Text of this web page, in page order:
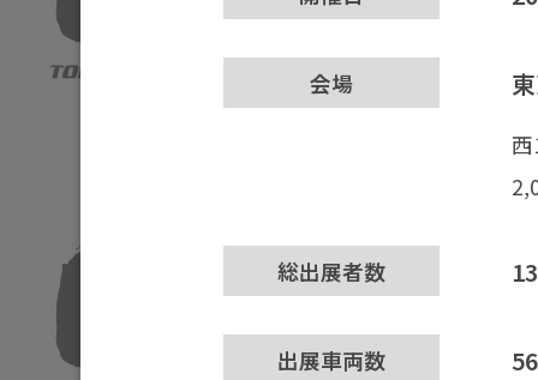
会場
西
総出展者数
出展車両数